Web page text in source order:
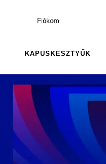
Fiókom
KAPUSKESZTYŰK